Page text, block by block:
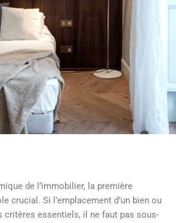
de l’immobilier, la première
crucial. Si l’emplacement d’un bien ou
critères essentiels, il ne faut pas sous-